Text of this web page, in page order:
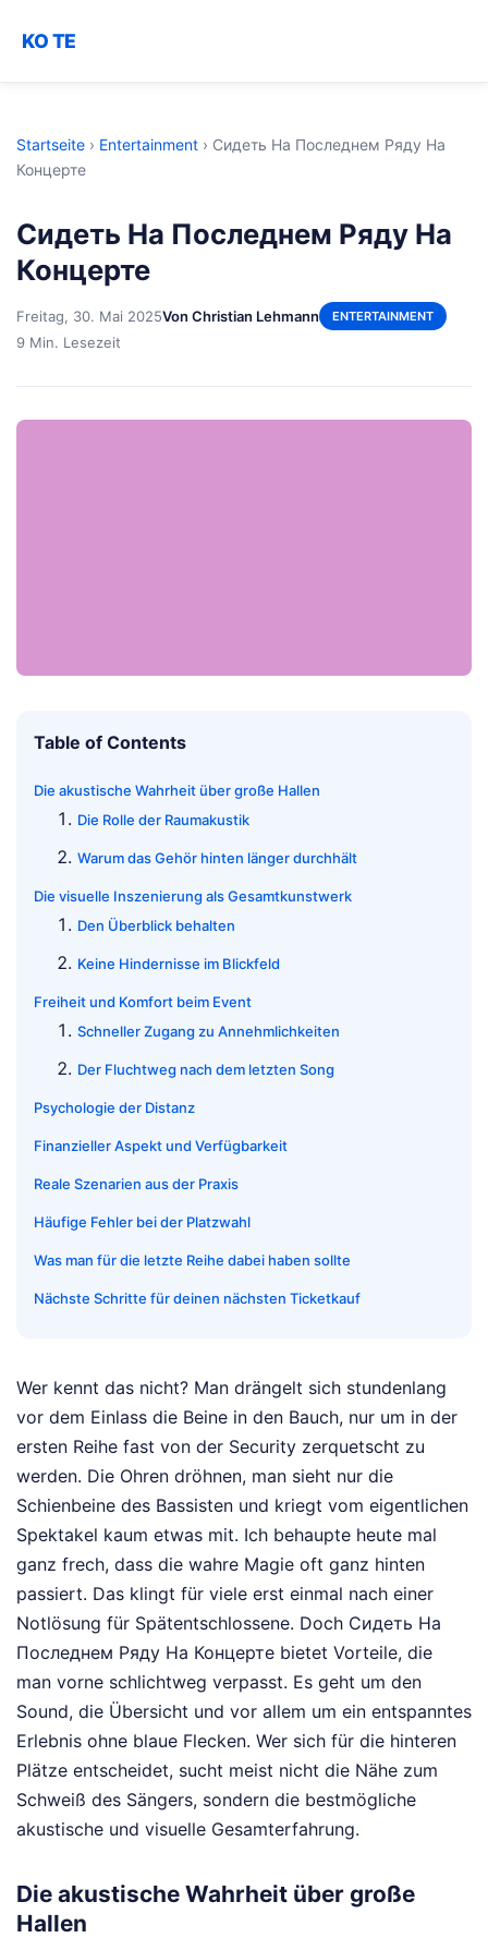
KO TE
Startseite › Entertainment › Сидеть На Последнем Ряду На
Концерте
Сидеть На Последнем Ряду На
Концерте
Freitag, 30. Mai 2025Von Christian Lehmann ENTERTAINMENT
9 Min. Lesezeit
Table of Contents
Die akustische Wahrheit über große Hallen
Die Rolle der Raumakustik
Warum das Gehör hinten länger durchhält
Die visuelle Inszenierung als Gesamtkunstwerk
Den Überblick behalten
Keine Hindernisse im Blickfeld
Freiheit und Komfort beim Event
Schneller Zugang zu Annehmlichkeiten
Der Fluchtweg nach dem letzten Song
Psychologie der Distanz
Finanzieller Aspekt und Verfügbarkeit
Reale Szenarien aus der Praxis
Häufige Fehler bei der Platzwahl
Was man für die letzte Reihe dabei haben sollte
Nächste Schritte für deinen nächsten Ticketkauf
Wer kennt das nicht? Man drängelt sich stundenlang
vor dem Einlass die Beine in den Bauch, nur um in der
ersten Reihe fast von der Security zerquetscht zu
werden. Die Ohren dröhnen, man sieht nur die
Schienbeine des Bassisten und kriegt vom eigentlichen
Spektakel kaum etwas mit. Ich behaupte heute mal
ganz frech, dass die wahre Magie oft ganz hinten
passiert. Das klingt für viele erst einmal nach einer
Notlösung für Spätentschlossene. Doch Сидеть На
Последнем Ряду На Концерте bietet Vorteile, die
man vorne schlichtweg verpasst. Es geht um den
Sound, die Übersicht und vor allem um ein entspanntes
Erlebnis ohne blaue Flecken. Wer sich für die hinteren
Plätze entscheidet, sucht meist nicht die Nähe zum
Schweiß des Sängers, sondern die bestmögliche
akustische und visuelle Gesamterfahrung.
Die akustische Wahrheit über große
Hallen